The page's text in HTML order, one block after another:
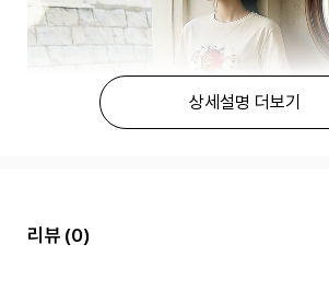
상세설명 더보기
리뷰 (0)